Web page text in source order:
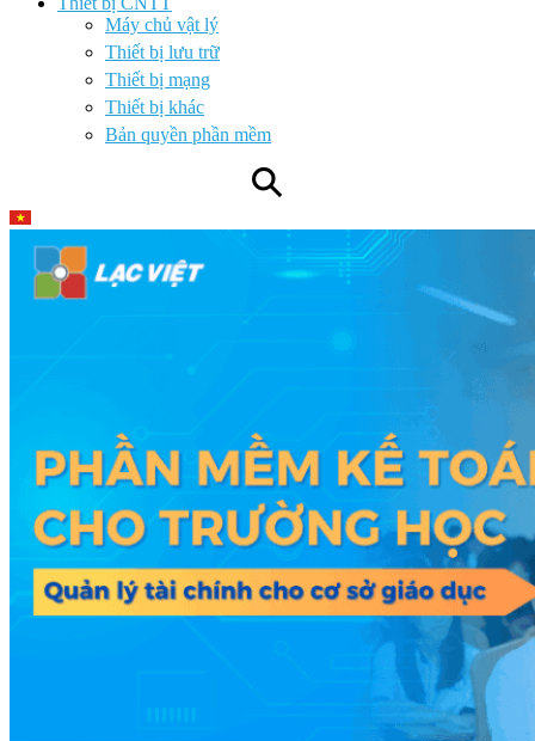
Máy chủ vật lý
Thiết bị lưu trữ
Thiết bị mạng
Thiết bị khác
Bản quyền phần mềm
⚲